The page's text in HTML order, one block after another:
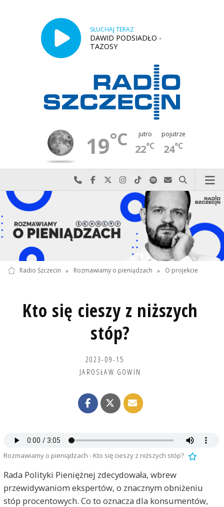
SŁUCHAJ TERAZ
DAWID PODSIADŁO -
TAZOSY
19°C jutro
22°C
pojutrze
24°C
Najlepiej po prostu do nas zadzwoń
Odwiedź nas na Facebook-u
Odwiedź nas na X
Odwiedź nas na Instagram-ie
Odwiedź nas na TikTok-u
Szukaj nas na Spotify
Wyślij do nas
Szukaj
Radio Szczecin » Rozmawiamy o pieniądzach » O projekcie
Kto się cieszy z niższych
stóp?
2023-09-15
JAROSŁAW GOWIN
Rozmawiamy o pieniądzach - Kto się cieszy z niższych stóp?
Rada Polityki Pieniężnej zdecydowała, wbrew
przewidywaniom ekspertów, o znacznym obniżeniu
stóp procentowych. Co to oznacza dla konsumentów,